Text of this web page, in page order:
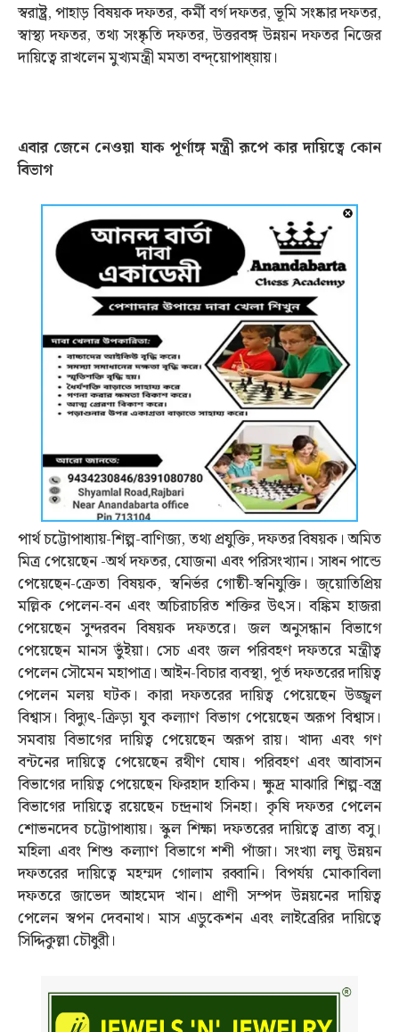
স্বরাষ্ট্র, পাহাড় বিষয়ক দফতর, কর্মী বর্গ দফতর, ভূমি সংষ্কার দফতর,
স্বাস্থ্য দফতর, তথ্য সংষ্কৃতি দফতর, উত্তরবঙ্গ উন্নয়ন দফতর নিজের
দায়িত্বে রাখলেন মুখ্যমন্ত্রী মমতা বন্দ্য়োপাধ্য়ায়।
এবার জেনে নেওয়া যাক পূর্ণাঙ্গ মন্ত্রী রূপে কার দায়িত্বে কোন
বিভাগ
পার্থ চট্টোপাধ্যায়-শিল্প-বাণিজ্য, তথ্য প্রযুক্তি, দফতর বিষয়ক। অমিত
মিত্র পেয়েছেন -অর্থ দফতর, যোজনা এবং পরিসংখ্যান। সাধন পান্ডে
পেয়েছেন-ক্রেতা বিষয়ক, স্বনির্ভর গোষ্ঠী-স্বনিযুক্তি। জ্য়োতিপ্রিয়
মল্লিক পেলেন-বন এবং অচিরাচরিত শক্তির উত্‍স। বঙ্কিম হাজরা
পেয়েছেন সুন্দরবন বিষয়ক দফতরে। জল অনুসন্ধান বিভাগে
পেয়েছেন মানস ভুঁইয়া। সেচ এবং জল পরিবহণ দফতরে মন্ত্রীত্ব
পেলেন সৌমেন মহাপাত্র। আইন-বিচার ব্যবস্থা, পূর্ত দফতরের দায়িত্ব
পেলেন মলয় ঘটক। কারা দফতরের দায়িত্ব পেয়েছেন উজ্জ্বল
বিশ্বাস। বিদ্যুত্‍-ক্রিড়া যুব কল্যাণ বিভাগ পেয়েছেন অরূপ বিশ্বাস।
সমবায় বিভাগের দায়িত্ব পেয়েছেন অরূপ রায়। খাদ্য এবং গণ
বন্টনের দায়িত্বে পেয়েছেন রথীণ ঘোষ। পরিবহণ এবং আবাসন
বিভাগের দায়িত্ব পেয়েছেন ফিরহাদ হাকিম। ক্ষুদ্র মাঝারি শিল্প-বস্ত্র
বিভাগের দায়িত্বে রয়েছেন চন্দ্রনাথ সিনহা। কৃষি দফতর পেলেন
শোভনদেব চট্টোপাধ্যায়। স্কুল শিক্ষা দফতরের দায়িত্বে ব্রাত্য বসু।
মহিলা এবং শিশু কল্যাণ বিভাগে শশী পাঁজা। সংখ্যা লঘু উন্নয়ন
দফতরের দায়িত্বে মহম্মদ গোলাম রব্বানি। বিপর্যয় মোকাবিলা
দফতরে জাভেদ আহমেদ খান। প্রাণী সম্পদ উন্নয়নের দায়িত্ব
পেলেন স্বপন দেবনাথ। মাস এডুকেশন এবং লাইব্রেরির দায়িত্বে
সিদ্দিকুল্লা চৌধুরী।